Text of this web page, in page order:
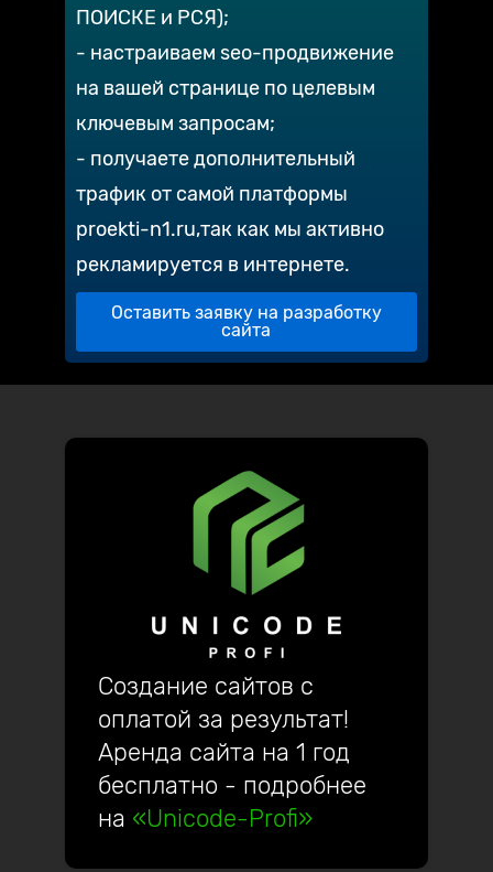
ПОИСКЕ и РСЯ);
- настраиваем seo-продвижение
на вашей странице по целевым
ключевым запросам;
- получаете дополнительный
трафик от самой платформы
proekti-n1.ru,так как мы активно
рекламируется в интернете.
Оставить заявку на разработку
сайта
Создание сайтов с
оплатой за результат!
Аренда сайта на 1 год
бесплатно - подробнее
на «Unicode-Profi»